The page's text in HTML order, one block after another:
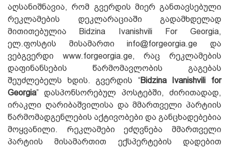
აღსანიშნავია, რომ გვერდის მიერ განთავსებული
რეკლამების დეკლარაციაში გადამხდელად
მითითებულია Bidzina Ivanishvili For Georgia,
ელ.ფოსტის მისამართი info@forgeorgia.ge და
ვებგვერდი www.forgeorgia.ge, რაც რეკლამების
დაფინანსების წარმომავლობის გაგებას
შეუძლებელს ხდის. გვერდის “Bidzina Ivanishvili for
Georgia” დასპონსორებულ პოსტებში, ძირითადად,
ირაკლი ღარიბაშვილისა და მმართველი პარტიის
წარმომადგენლების აქტივობები და განცხადებებია
მოყვანილი. Რეკლამები ეძღვნება მმართველი
პარტიის მისამართით ექსპერტების დადებით